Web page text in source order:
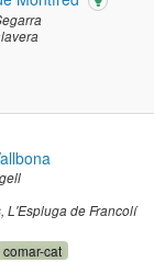
L'Espluga de Francolí
comar-cat